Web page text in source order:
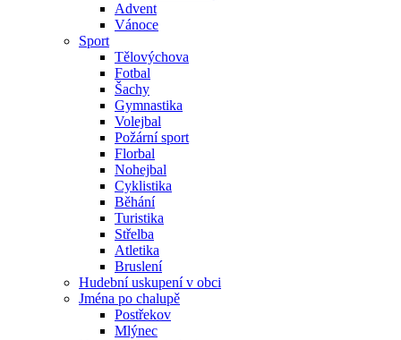
Advent
Vánoce
Sport
Tělovýchova
Fotbal
Šachy
Gymnastika
Volejbal
Požární sport
Florbal
Nohejbal
Cyklistika
Běhání
Turistika
Střelba
Atletika
Bruslení
Hudební uskupení v obci
Jména po chalupě
Postřekov
Mlýnec